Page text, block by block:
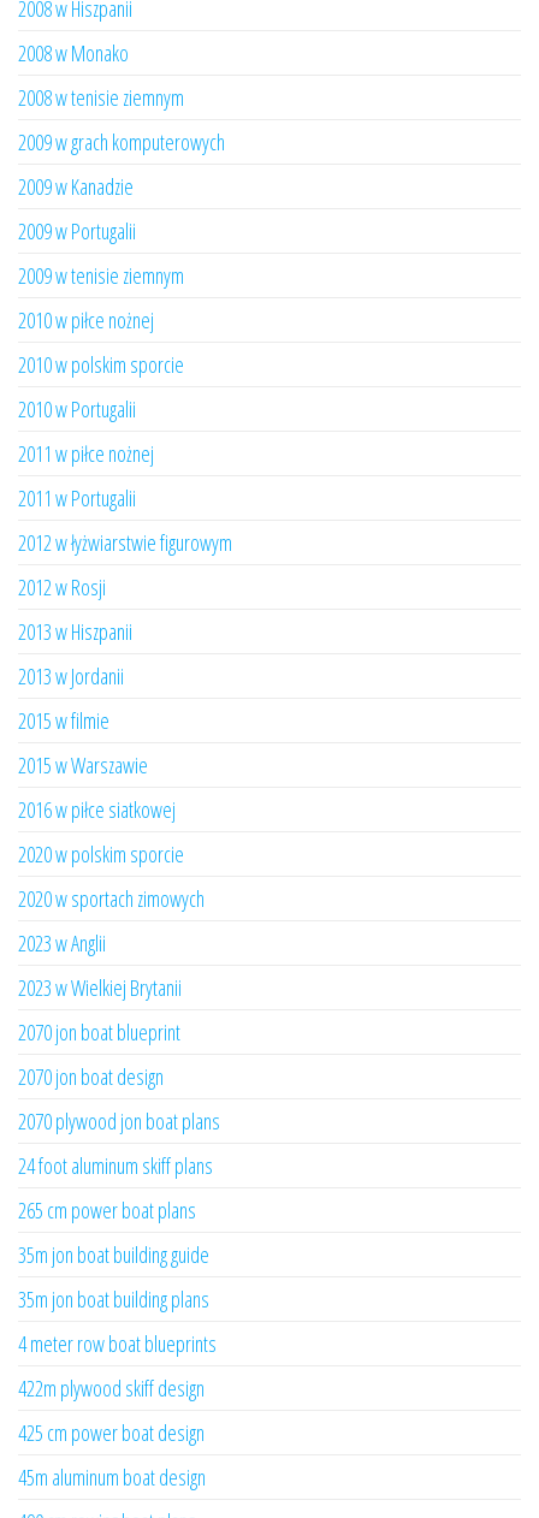
2008 w Hiszpanii
2008 w Monako
2008 w tenisie ziemnym
2009 w grach komputerowych
2009 w Kanadzie
2009 w Portugalii
2009 w tenisie ziemnym
2010 w piłce nożnej
2010 w polskim sporcie
2010 w Portugalii
2011 w piłce nożnej
2011 w Portugalii
2012 w łyżwiarstwie figurowym
2012 w Rosji
2013 w Hiszpanii
2013 w Jordanii
2015 w filmie
2015 w Warszawie
2016 w piłce siatkowej
2020 w polskim sporcie
2020 w sportach zimowych
2023 w Anglii
2023 w Wielkiej Brytanii
2070 jon boat blueprint
2070 jon boat design
2070 plywood jon boat plans
24 foot aluminum skiff plans
265 cm power boat plans
35m jon boat building guide
35m jon boat building plans
4 meter row boat blueprints
422m plywood skiff design
425 cm power boat design
45m aluminum boat design